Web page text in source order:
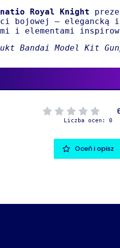
Royal Knight
bojowej – elegancką
i elementami
Bandai Model Kit
Liczba ocen: 0
Oceń i opisz